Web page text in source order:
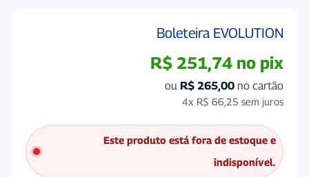
Boleteira EVOLUTION
R$ 251,74 no pix
ou R$ 265,00 no cartão
4x R$ 66,25 sem juros
Este produto está fora de estoque e
indisponível.